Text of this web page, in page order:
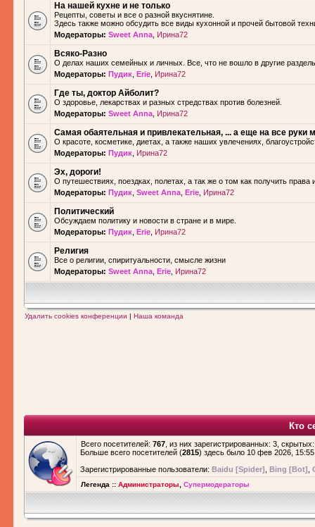
На нашей кухне и не только
Рецепты, советы и все о разной вкуснятине.
Здесь также можно обсудить все виды кухонной и прочей бытовой
Модераторы: Sweet Anna Ирина72
Всяко-Разно
О делах наших семейных и личных. Все, что не вошло в другие
Модераторы: Пудик Erie Ирина72
Где ты, доктор Айболит?
О здоровье, лекарствах и разных стредствах против болезней.
Модераторы: Sweet Anna Ирина72
Самая обаятельная и привлекательная, ... а еще на все руки
О красоте, косметике, диетах, а также наших увлечениях,
Модераторы: Пудик Ирина72
Эх, дороги!
О путешествиях, поездках, полетах, а так же о том как получить права
Модераторы: Пудик Sweet Anna Erie Ирина72
Политический
Обсуждаем политику и новости в стране и в мире.
Модераторы: Пудик Erie Ирина72
Религия
Все о религии, спиритуальности, смысле жизни
Модераторы: Sweet Anna Erie Ирина72
Удалить cookies конференции | Наша команда
Кто
Всего посетителей: 767 , из них зарегистрированных: 3,
Больше всего посетителей (2815) здесь было 10 фев 2026, 15:55
Зарегистрированные пользователи: Baidu [Spider] Bing [Bot]
Легенда :: Администраторы Супермодераторы